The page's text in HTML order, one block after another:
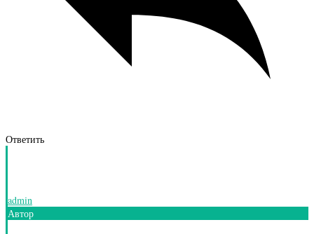
Ответить
admin
Автор